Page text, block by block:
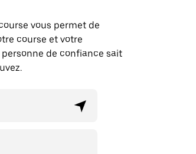
vous permet de
course et votre
de confiance sait